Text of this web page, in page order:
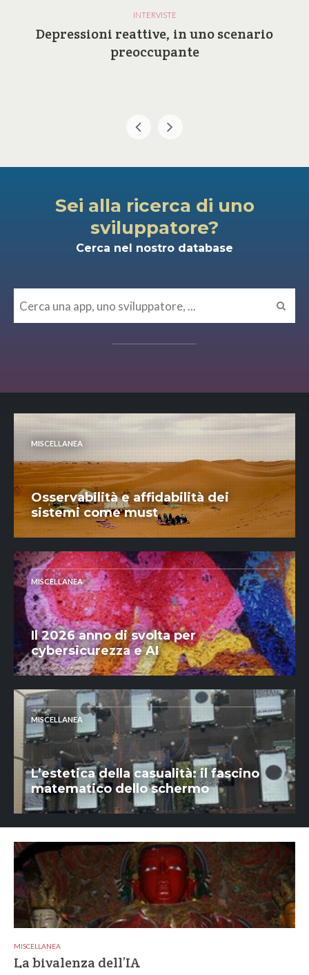
INTERVISTE
Depressioni reattive, in uno scenario
preoccupante
Sei alla ricerca di uno
sviluppatore?
Cerca nel nostro database
MISCELLANEA
Osservabilità e affidabilità dei
sistemi come must
MISCELLANEA
Il 2026 anno di svolta per
cybersicurezza e AI
MISCELLANEA
L’estetica della casualità: il fascino
matematico dello schermo
MISCELLANEA
La bivalenza dell’IA